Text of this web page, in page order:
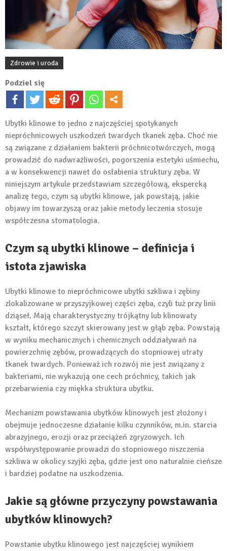
Zdrowie i uroda
Podziel się
Ubytki klinowe to jedno z najczęściej spotykanych
niepróchnicowych uszkodzeń twardych tkanek zęba. Choć nie
są związane z działaniem bakterii próchnicotwórczych, mogą
prowadzić do nadwrażliwości, pogorszenia estetyki uśmiechu,
a w konsekwencji nawet do osłabienia struktury zęba. W
niniejszym artykule przedstawiam szczegółową, ekspercką
analizę tego, czym są ubytki klinowe, jak powstają, jakie
objawy im towarzyszą oraz jakie metody leczenia stosuje
współczesna stomatologia.
Czym są ubytki klinowe – definicja i
istota zjawiska
Ubytki klinowe to niepróchnicowe ubytki szkliwa i zębiny
zlokalizowane w przyszyjkowej części zęba, czyli tuż przy linii
dziąseł. Mają charakterystyczny trójkątny lub klinowaty
kształt, którego szczyt skierowany jest w głąb zęba. Powstają
w wyniku mechanicznych i chemicznych oddziaływań na
powierzchnię zębów, prowadzących do stopniowej utraty
tkanek twardych. Ponieważ ich rozwój nie jest związany z
bakteriami, nie wykazują one cech próchnicy, takich jak
przebarwienia czy miękka struktura ubytku.
Mechanizm powstawania ubytków klinowych jest złożony i
obejmuje jednoczesne działanie kilku czynników, m.in. starcia
abrazyjnego, erozji oraz przeciążeń zgryzowych. Ich
współwystępowanie prowadzi do stopniowego niszczenia
szkliwa w okolicy szyjki zęba, gdzie jest ono naturalnie cieńsze
i bardziej podatne na uszkodzenia.
Jakie są główne przyczyny powstawania
ubytków klinowych?
Powstanie ubytku klinowego jest najczęściej wynikiem